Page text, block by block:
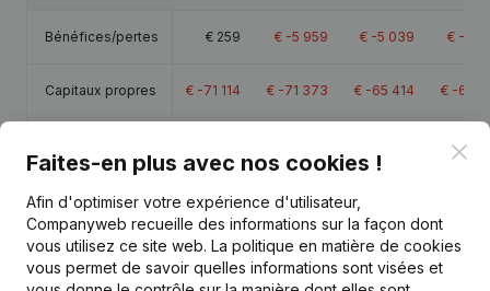
Bénéfices/pertes € 259 € -5 959 € -5 039 € -14
Capitaux propres € -71 114 € -71 373 € -65 414 € -60
€ -5
Publicationsde Lana
Faites-en plus avec nos cookies !
Afin d'optimiser votre expérience d'utilisateur,
Companyweb recueille des informations sur la façon dont
vous utilisez ce site web. La politique en matière de cookies
vous permet de savoir quelles informations sont visées et